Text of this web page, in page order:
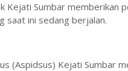
Kejati Sumbar memberikan
saat ini sedang berjalan.
(Aspidsus) Kejati Sumbar